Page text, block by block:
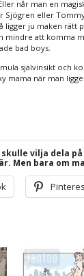
når man en
Sjögren eller
ligger ju maken rätt
mindre att komma
bad boys.
självinsikt och
mama när man
vilja dela
Men bara om